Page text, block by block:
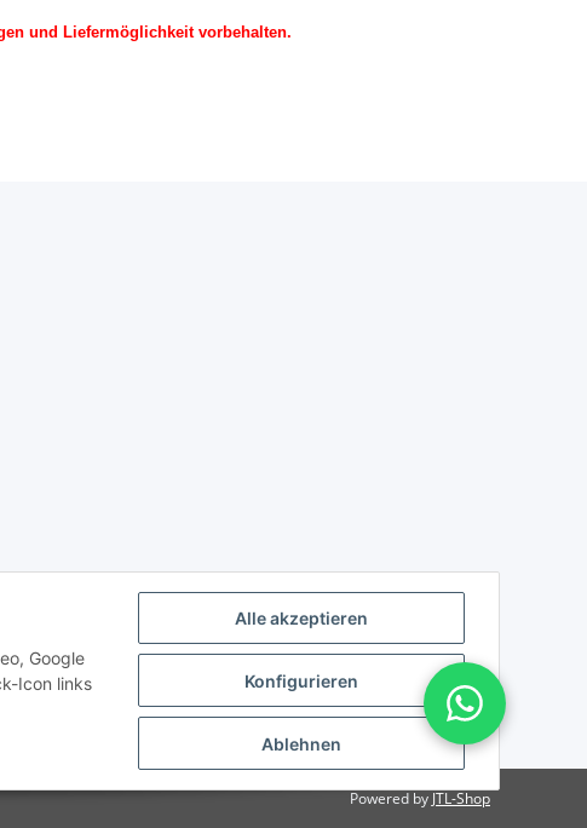
Alle akzeptieren
Konfigurieren
Ablehnen
Google
Icon links
und Liefermöglichkeit vorbehalten.
Powered by JTL-Shop